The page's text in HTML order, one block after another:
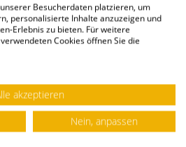
Besucherdaten platzieren, um
personalisierte Inhalte anzuzeigen und
Erlebnis zu bieten. Für weitere
Cookies öffnen Sie die
akzeptieren
Nein, anpassen